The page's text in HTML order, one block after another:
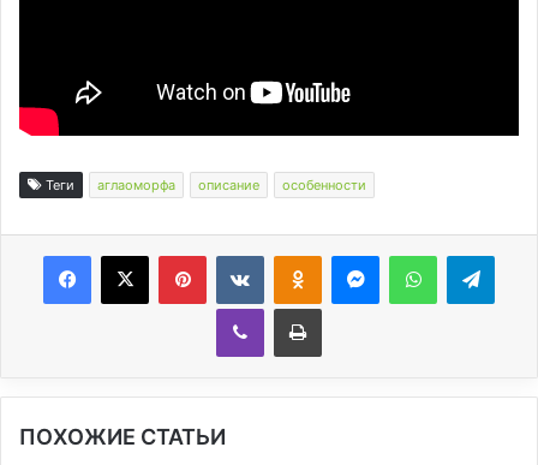
Теги аглаоморфа описание особенности
ПОХОЖИЕ СТАТЬИ